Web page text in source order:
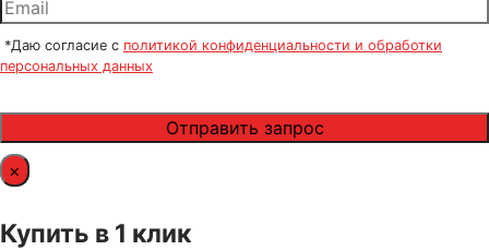
*Даю согласие с политикой конфиденциальности и обработки
персональных данных
×
Купить в 1 клик